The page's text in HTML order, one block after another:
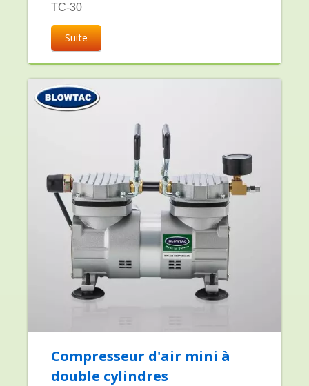
TC-30
Suite
Compresseur d'air mini à
double cylindres